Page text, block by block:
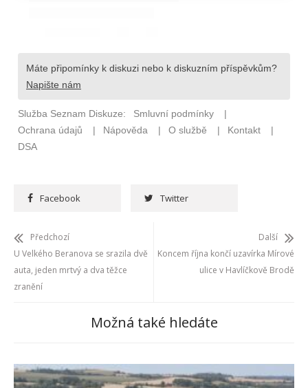
Facebook Twitter
Předchozí
U Velkého Beranova se srazila dvě
auta, jeden mrtvý a dva těžce
zranění
Další
Koncem října končí uzavírka Mírové
ulice v Havlíčkově Brodě
Možná také hledáte